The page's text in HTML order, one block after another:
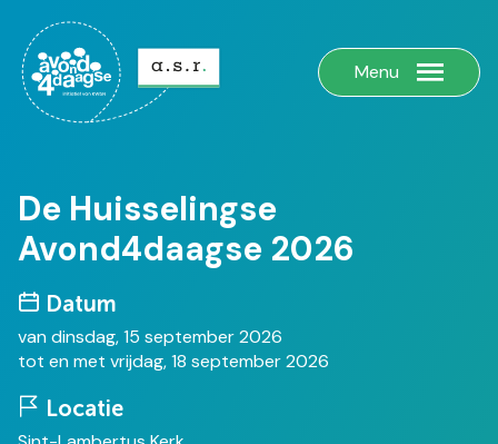
Menu
De Huisselingse
Avond4daagse 2026
Datum
van dinsdag, 15 september 2026
tot en met vrijdag, 18 september 2026
Locatie